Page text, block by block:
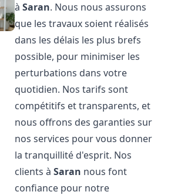
àSaran. Nous nous assurons
que les travaux soient réalisés
dans les délais les plus brefs
possible, pour minimiser les
perturbations dans votre
quotidien. Nos tarifs sont
compétitifs et transparents, et
nous offrons des garanties sur
nos services pour vous donner
la tranquillité d'esprit. Nos
clients àSaran nous font
confiance pour notre